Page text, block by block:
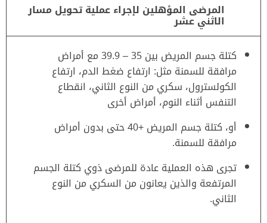
المرضى المؤهلين لإجراء عملية تحويل مسار
الاثني عشر
كتلة جسم المريض بين 35 – 39.9 مع أمراض
مرافقة للسمنة مثل: ارتفاع ضغط الدم، ارتفاع
الكولسترول، سكري من النوع الثاني، انقطاع
التنفس أثناء النوم، أمراض أخرى
أو، كتلة جسم المريض +40 حتى بدون أمراض
مرافقة للسمنة.
تجرى هذه العملية عادة للمرضى ذوي كتلة الجسم
المرتفعة والذين يعانون من السكري من النوع
الثاني.